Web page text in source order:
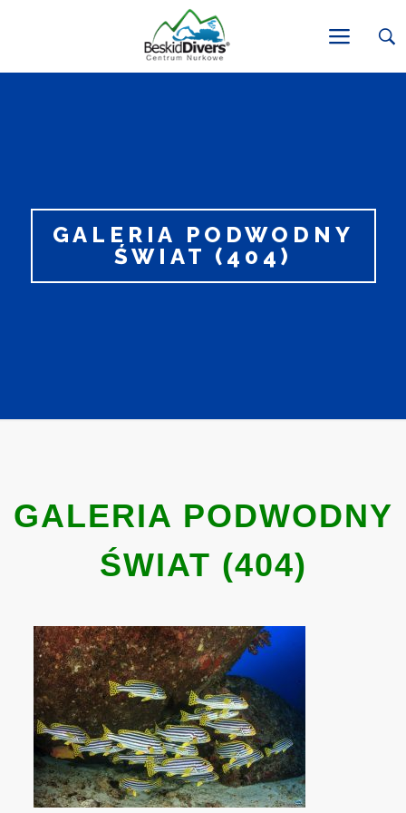
GALERIA PODWODNY
ŚWIAT (404)
GALERIA PODWODNY
ŚWIAT (404)